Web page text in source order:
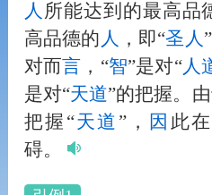
人 所能达到的最高品
高品德的 人 ，即“圣 人
对而言 ，“智”是对“人
是对“天道”的把握。
把握“天道 ”， 因 此在
碍。